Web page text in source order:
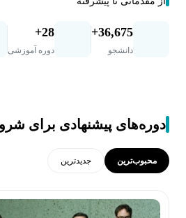
36,675+
دانشجو
28+
دوره آموزشی
دوره‌های پیشنهادی برای
محبوب‌ترین جدید‌ترین